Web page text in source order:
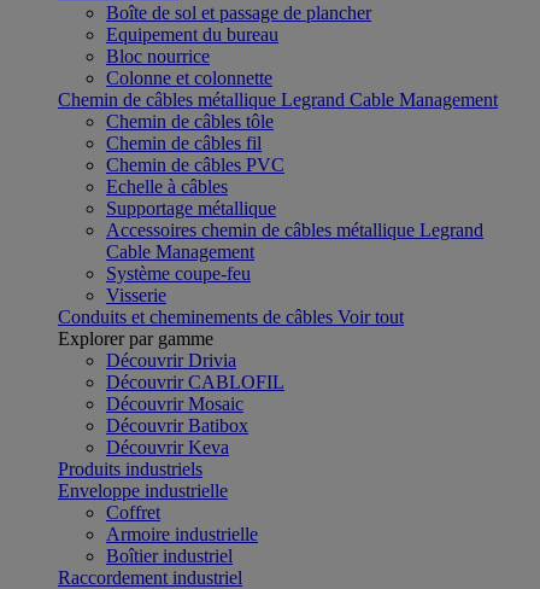
Boîte de sol et passage de plancher
Equipement du bureau
Bloc nourrice
Colonne et colonnette
Chemin de câbles métallique Legrand Cable Management
Chemin de câbles tôle
Chemin de câbles fil
Chemin de câbles PVC
Echelle à câbles
Supportage métallique
Accessoires chemin de câbles métallique Legrand
Cable Management
Système coupe-feu
Visserie
Conduits et cheminements de câbles Voir tout
Explorer par gamme
Découvrir Drivia
Découvrir CABLOFIL
Découvrir Mosaic
Découvrir Batibox
Découvrir Keva
Produits industriels
Enveloppe industrielle
Coffret
Armoire industrielle
Boîtier industriel
Raccordement industriel